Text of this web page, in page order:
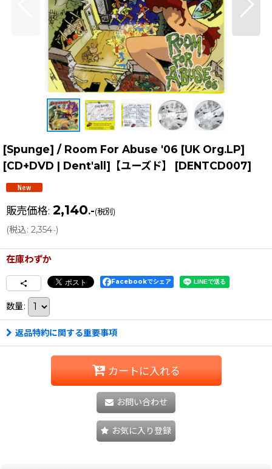
[Spunge] / Room For Abuse '06 [UK Org.LP]
[CD+DVD | Dent'all]【ユーズド】
[DENTCD007]
販売価格: 2,140.-(税別)
(税込: 2,354.-)
在庫わずか
Facebookでシェア
数量:
返品特約に関する重要事項
カートに入れる
お問い合わせ
お気に入り登録